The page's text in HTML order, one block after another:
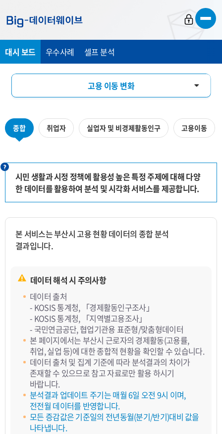
가
가
가
대시 보드 우수사례 셀프 분석
고용 이동 변화
수산물 유통 모니터링
종합 취업자 실업자 및 비경제활동인구 고용이동
시민 생활과 시정 정책에 활용성 높은 특정 주제에 대해 다양
한 데이터를 활용하여 분석 및 시각화 서비스를 제공합니다.
본 서비스는 부산시 고용 현황 데이터의 종합 분석
결과입니다.
데이터 해석 시 주의사항
데이터 출처
- KOSIS 통계청, 「경제활동인구조사」
- KOSIS 통계청, 「지역별고용조사」
- 국민연금공단, 협업기관용 표준형/맞춤형데이터
본 페이지에서는 부산시 근로자의 경제활동(고용률,
취업, 실업 등)에 대한 종합적 현황을 확인할 수 있습니다.
데이터 출처 및 집계 기준에 따라 분석결과의 차이가
존재할 수 있으므로 참고 자료로만 활용 하시기
바랍니다.
분석결과 업데이트 주기는 매월 6일 오전 9시 이며,
전전월 데이터를 반영합니다.
모든 증감값은 기준일의 전년동월(분기/반기)대비 값을
나타냅니다.